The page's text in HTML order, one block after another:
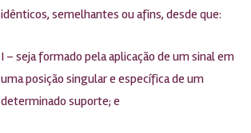
idênticos, semelhantes ou afins, desde que:
I – seja formado pela aplicação de um sinal em
uma posição singular e específica de um
determinado suporte; e